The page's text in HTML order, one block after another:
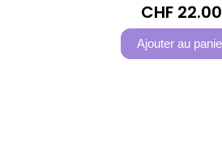
CHF 22.00
Ajouter au